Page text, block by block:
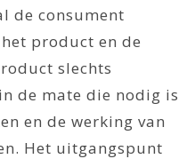
de consument
product en de
slechts
de mate die nodig is
en de werking van
Het uitgangspunt